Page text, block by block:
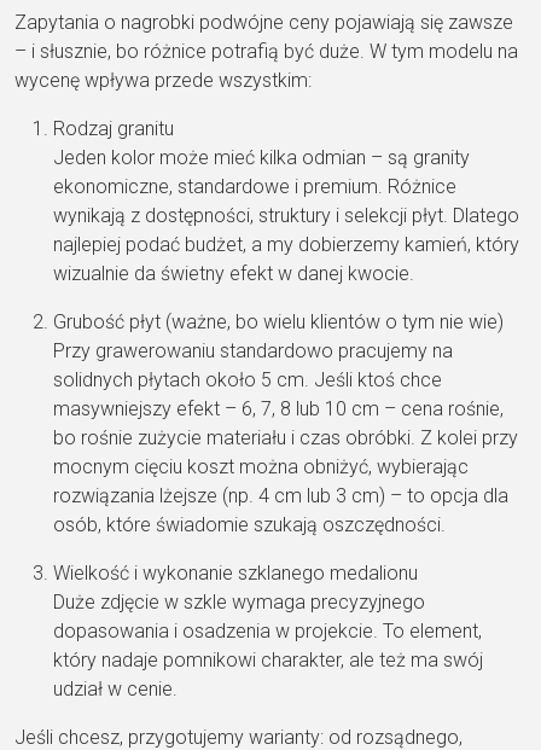
Zapytania o nagrobki podwójne ceny pojawiają się zawsze
– i słusznie, bo różnice potrafią być duże. W tym modelu na
wycenę wpływa przede wszystkim:
Rodzaj granitu
Jeden kolor może mieć kilka odmian – są granity
ekonomiczne, standardowe i premium. Różnice
wynikają z dostępności, struktury i selekcji płyt. Dlatego
najlepiej podać budżet, a my dobierzemy kamień, który
wizualnie da świetny efekt w danej kwocie.
Grubość płyt (ważne, bo wielu klientów o tym nie wie)
Przy grawerowaniu standardowo pracujemy na
solidnych płytach około 5 cm. Jeśli ktoś chce
masywniejszy efekt – 6, 7, 8 lub 10 cm – cena rośnie,
bo rośnie zużycie materiału i czas obróbki. Z kolei przy
mocnym cięciu koszt można obniżyć, wybierając
rozwiązania lżejsze (np. 4 cm lub 3 cm) – to opcja dla
osób, które świadomie szukają oszczędności.
Wielkość i wykonanie szklanego medalionu
Duże zdjęcie w szkle wymaga precyzyjnego
dopasowania i osadzenia w projekcie. To element,
który nadaje pomnikowi charakter, ale też ma swój
udział w cenie.
Jeśli chcesz, przygotujemy warianty: od rozsądnego,